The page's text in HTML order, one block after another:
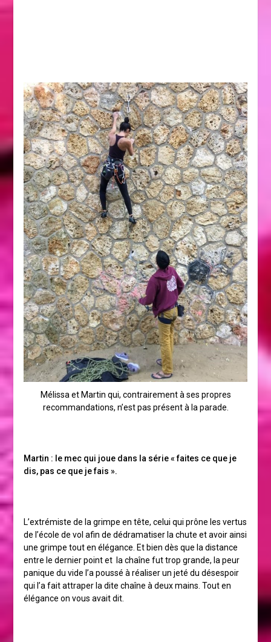
Mélissa et Martin qui, contrairement à ses propres
recommandations, n’est pas présent à la parade.
Martin : le mec qui joue dans la série « faites ce que je
dis, pas ce que je fais ».
L’extrémiste de la grimpe en tête, celui qui prône les vertus
de l’école de vol afin de dédramatiser la chute et avoir ainsi
une grimpe tout en élégance. Et bien dès que la distance
entre le dernier point et la chaîne fut trop grande, la peur
panique du vide l’a poussé à réaliser un jeté du désespoir
qui l’a fait attraper la dite chaîne à deux mains. Tout en
élégance on vous avait dit.